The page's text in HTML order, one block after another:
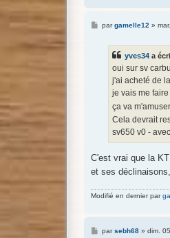
Mpargamelle12 »
yves34 a
oui sur sv
j'ai acheté de
je vais me
ça va
Cela devrait
sv650 v0 -
C'est vrai que la
et ses
Modifié en dernier par
Mparsebh68» dim.